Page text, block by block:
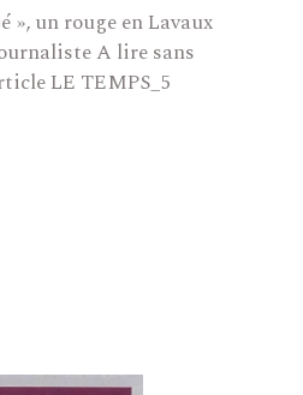
», un rouge en Lavaux
A lire sans
LE TEMPS_5